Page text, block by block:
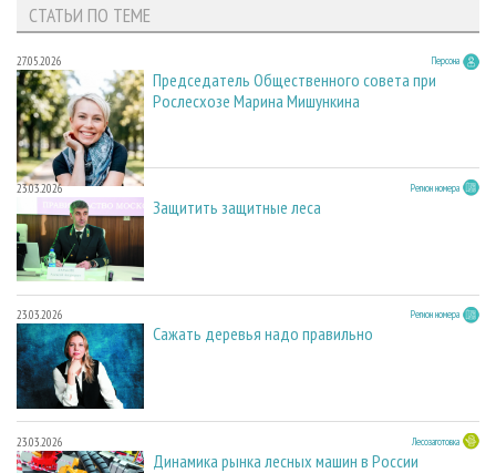
СТАТЬИ ПО ТЕМЕ
27.05.2026 Персона
Председатель Общественного совета при
Рослесхозе Марина Мишункина
23.03.2026 Регион номера
Защитить защитные леса
23.03.2026 Регион номера
Сажать деревья надо правильно
23.03.2026 Лесозаготовка
Динамика рынка лесных машин в России